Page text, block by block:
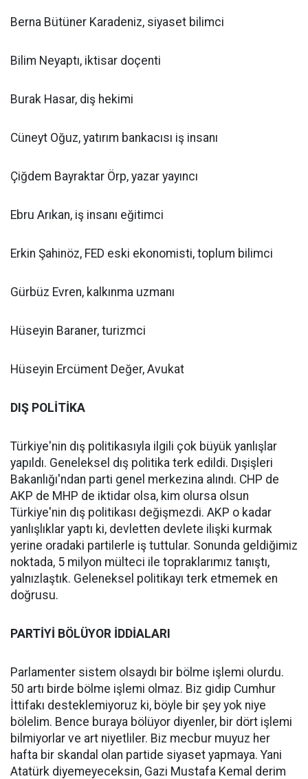
Berna Bütüner Karadeniz, siyaset bilimci
Bilim Neyaptı, iktisar doçenti
Burak Hasar, diş hekimi
Cüneyt Oğuz, yatırım bankacısı iş insanı
Çiğdem Bayraktar Örp, yazar yayıncı
Ebru Arıkan, iş insanı eğitimci
Erkin Şahinöz, FED eski ekonomisti, toplum bilimci
Gürbüz Evren, kalkınma uzmanı
Hüseyin Baraner, turizmci
Hüseyin Ercüment Değer, Avukat
DIŞ POLİTİKA
Türkiye'nin dış politikasıyla ilgili çok büyük yanlışlar
yapıldı. Geneleksel dış politika terk edildi. Dışişleri
Bakanlığı'ndan parti genel merkezina alındı. CHP de
AKP de MHP de iktidar olsa, kim olursa olsun
Türkiye'nin dış politikası değişmezdi. AKP o kadar
yanlışlıklar yaptı ki, devletten devlete ilişki kurmak
yerine oradaki partilerle iş tuttular. Sonunda geldiğimiz
noktada, 5 milyon mülteci ile topraklarımız tanıştı,
yalnızlaştık. Geleneksel politikayı terk etmemek en
doğrusu.
PARTİYİ BÖLÜYOR İDDİALARI
Parlamenter sistem olsaydı bir bölme işlemi olurdu.
50 artı birde bölme işlemi olmaz. Biz gidip Cumhur
İttifakı desteklemiyoruz ki, böyle bir şey yok niye
bölelim. Bence buraya bölüyor diyenler, bir dört işlemi
bilmiyorlar ve art niyetliler. Biz mecbur muyuz her
hafta bir skandal olan partide siyaset yapmaya. Yani
Atatürk diyemeyeceksin, Gazi Mustafa Kemal derim